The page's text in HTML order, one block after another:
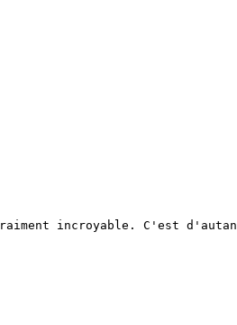
incroyable. C'est